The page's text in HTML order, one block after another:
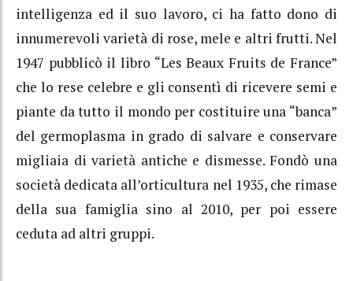
intelligenza ed il suo lavoro, ci ha fatto dono di
innumerevoli varietà di rose, mele e altri frutti. Nel
1947 pubblicò il libro “Les Beaux Fruits de France”
che lo rese celebre e gli consentì di ricevere semi e
piante da tutto il mondo per costituire una “banca”
del germoplasma in grado di salvare e conservare
migliaia di varietà antiche e dismesse. Fondò una
società dedicata all’orticultura nel 1935, che rimase
della sua famiglia sino al 2010, per poi essere
ceduta ad altri gruppi.